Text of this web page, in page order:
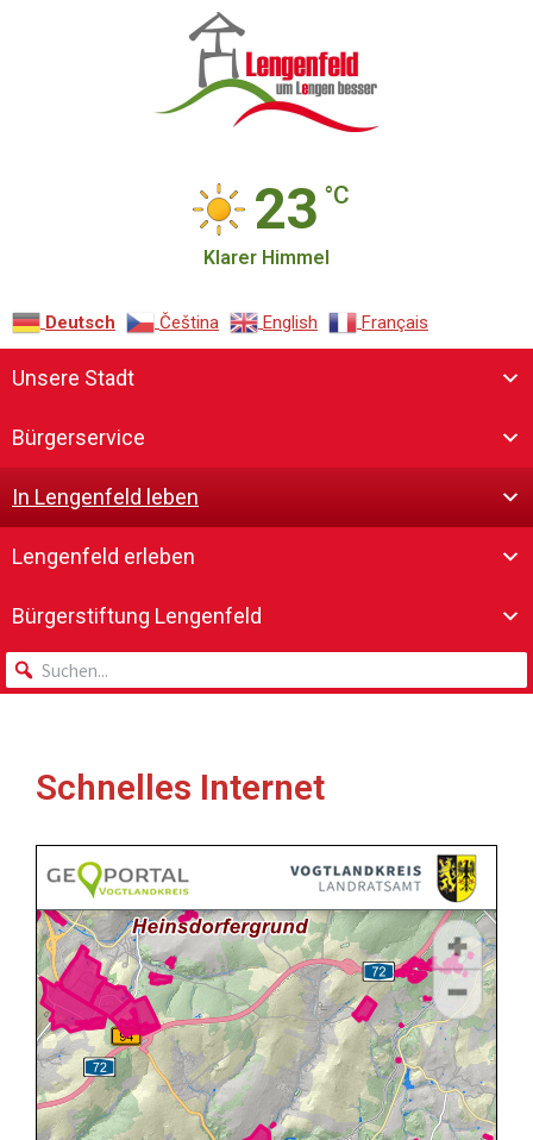
23 °C
Klarer Himmel
Deutsch Čeština‎ English Français
Unsere Stadt
Bürgerservice
In Lengenfeld leben
Lengenfeld erleben
Bürgerstiftung Lengenfeld
Schnelles Internet